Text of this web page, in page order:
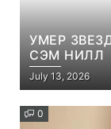
УМЕР
СЭМ НИЛЛ
July 13, 2026
0